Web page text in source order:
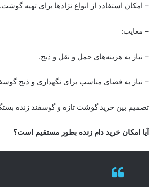
– امکان استفاده از انواع نژادها برای تهیه گوشت.
– معایب:
– نیاز به هزینه‌های حمل و نقل و ذبح.
– نیاز به فضای مناسب برای نگهداری و ذبح
تصمیم بین خرید گوشت تازه و گوسفند زنده
آیا امکان خرید دام زنده بطور مستقیم است؟